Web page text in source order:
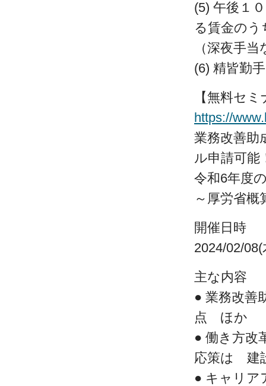
(5) 午後１
る賃金のう
（深夜手
(6) 精皆勤
【無料セ
https://
業務改善助
ル申請可能
令和6年度
～厚労省概
開催日時
2024/02/
主な内容
● 業務改善
点 ほか
● 働き方改
応策は 建
● キャリア